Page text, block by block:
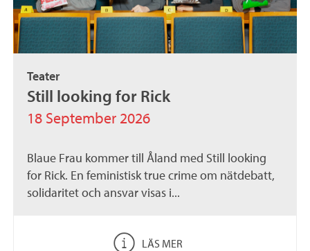
Teater
Still looking for Rick
18 September 2026
Blaue Frau kommer till Åland med Still looking
for Rick. En feministisk true crime om nätdebatt,
solidaritet och ansvar visas i...
LÄS MER